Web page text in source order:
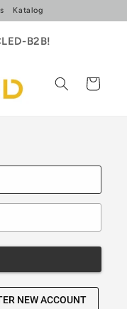
Katalog
B2B!
Warenkorb